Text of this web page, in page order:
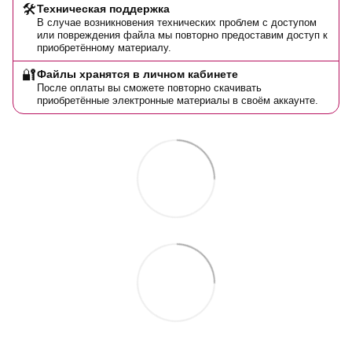
🛠️Техническая поддержка
В случае возникновения технических проблем с доступом
или повреждения файла мы повторно предоставим доступ к
приобретённому материалу.
🔐Файлы хранятся в личном кабинете
После оплаты вы сможете повторно скачивать
приобретённые электронные материалы в своём аккаунте.